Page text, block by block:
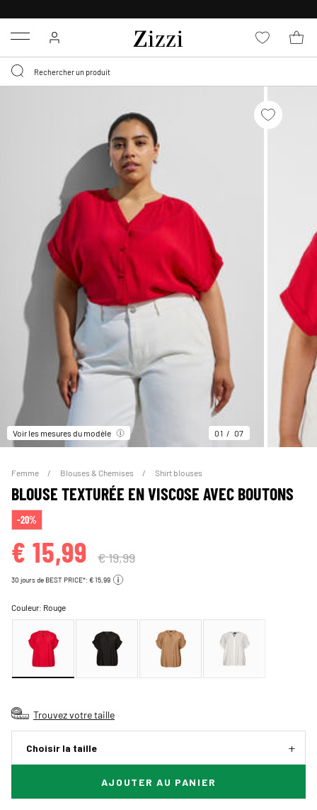
Menu
Voir les mesures du modèle 01 07
Femme Blouses & Chemises Shirt blouses
BLOUSE TEXTURÉE EN VISCOSE AVEC BOUTONS
-20%
€ 15,99 € 19,99
30 jours de BEST PRICE*: € 15,99
Couleur: Rouge
Trouvez votre taille
Choisir la taille
AJOUTER AU PANIER